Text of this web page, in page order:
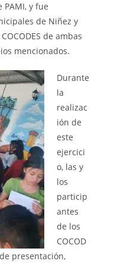
PAMI, y fue
de Niñez y
de ambas
mencionados.
Durante
la
realizac
ión de
este
ejercici
o, las y
los
particip
antes
de los
COCOD
presentación,